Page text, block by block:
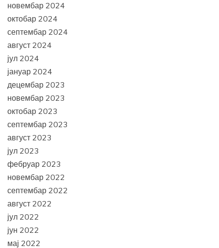
новембар 2024
октобар 2024
септембар 2024
август 2024
јул 2024
јануар 2024
децембар 2023
новембар 2023
октобар 2023
септембар 2023
август 2023
јул 2023
фебруар 2023
новембар 2022
септембар 2022
август 2022
јул 2022
јун 2022
мај 2022